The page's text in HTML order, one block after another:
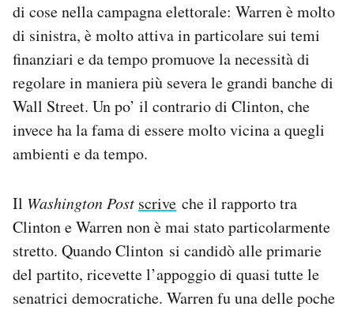
di cose nella campagna elettorale: Warren è molto
di sinistra, è molto attiva in particolare sui temi
finanziari e da tempo promuove la necessità di
regolare in maniera più severa le grandi banche di
Wall Street. Un po’ il contrario di Clinton, che
invece ha la fama di essere molto vicina a quegli
ambienti e da tempo.
Il Washington Post scrive che il rapporto tra
Clinton e Warren non è mai stato particolarmente
stretto. Quando Clinton si candidò alle primarie
del partito, ricevette l’appoggio di quasi tutte le
senatrici democratiche. Warren fu una delle poche